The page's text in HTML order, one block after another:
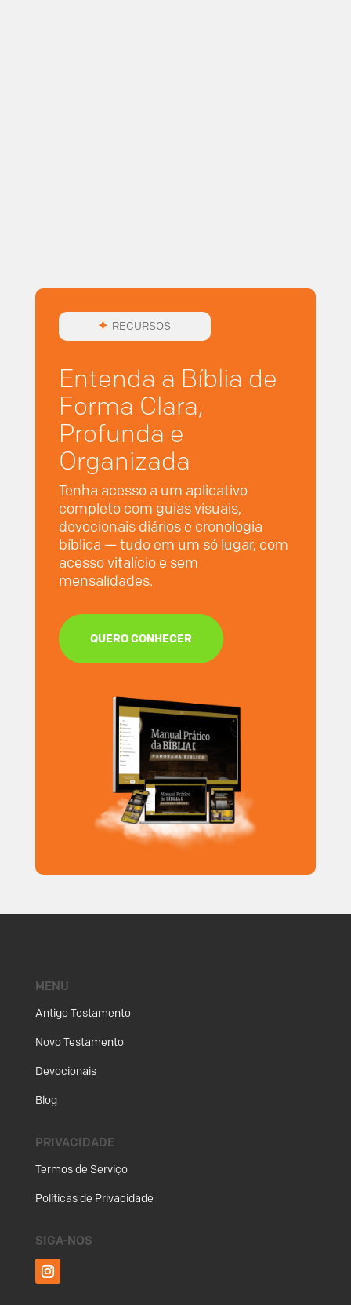
RECURSOS
Entenda a Bíblia de
Forma Clara,
Profunda e
Organizada
Tenha acesso a um aplicativo
completo com guias visuais,
devocionais diários e cronologia
bíblica — tudo em um só lugar, com
acesso vitalício e sem
mensalidades.
QUERO CONHECER
MENU
Antigo Testamento
Novo Testamento
Devocionais
Blog
PRIVACIDADE
Termos de Serviço
Políticas de Privacidade
SIGA-NOS